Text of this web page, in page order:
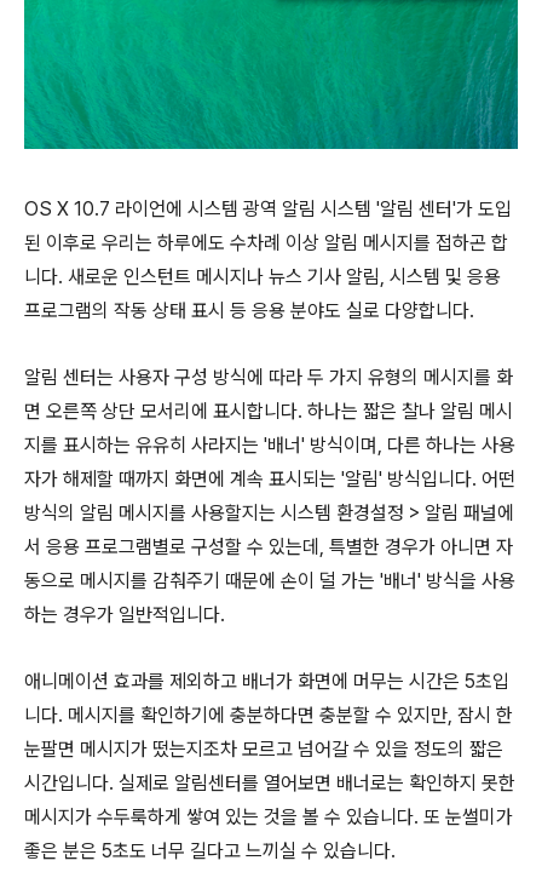
OS X 10.7 라이언에 시스템 광역 알림 시스템 '알림 센터'가 도입
된 이후로 우리는 하루에도 수차례 이상 알림 메시지를 접하곤 합
니다. 새로운 인스턴트 메시지나 뉴스 기사 알림, 시스템 및 응용
프로그램의 작동 상태 표시 등 응용 분야도 실로 다양합니다.
알림 센터는 사용자 구성 방식에 따라 두 가지 유형의 메시지를 화
면 오른쪽 상단 모서리에 표시합니다. 하나는 짧은 찰나 알림 메시
지를 표시하는 유유히 사라지는 '배너' 방식이며, 다른 하나는 사용
자가 해제할 때까지 화면에 계속 표시되는 '알림' 방식입니다. 어떤
방식의 알림 메시지를 사용할지는 시스템 환경설정 > 알림 패널에
서 응용 프로그램별로 구성할 수 있는데, 특별한 경우가 아니면 자
동으로 메시지를 감춰주기 때문에 손이 덜 가는 '배너' 방식을 사용
하는 경우가 일반적입니다.
애니메이션 효과를 제외하고 배너가 화면에 머무는 시간은 5초입
니다. 메시지를 확인하기에 충분하다면 충분할 수 있지만, 잠시 한
눈팔면 메시지가 떴는지조차 모르고 넘어갈 수 있을 정도의 짧은
시간입니다. 실제로 알림센터를 열어보면 배너로는 확인하지 못한
메시지가 수두룩하게 쌓여 있는 것을 볼 수 있습니다. 또 눈썰미가
좋은 분은 5초도 너무 길다고 느끼실 수 있습니다.